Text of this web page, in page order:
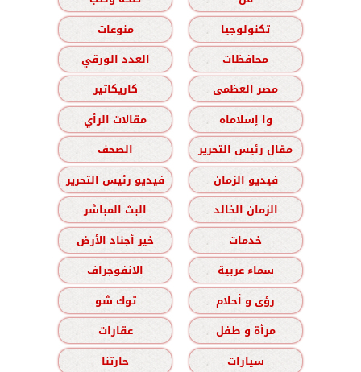
تكنولوجيا
منوعات
محافظات
العدد الورقي
مصر العظمى
كاريكاتير
وا إسلاماه
مقالات الرأي
مقال رئيس التحرير
الصحف
فيديو الزمان
فيديو رئيس التحرير
الزمان الخالد
البث المباشر
خدمات
خير أجناد الأرض
سماء عربية
الانفوجراف
رؤى و أحلام
توك شو
مرأة و طفل
عقارات
سيارات
حارتنا